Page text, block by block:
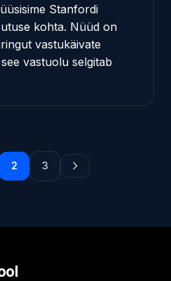
Stanfordi
kohta. Nüüd on
vastukäivate
vastuolu selgitab
2 3